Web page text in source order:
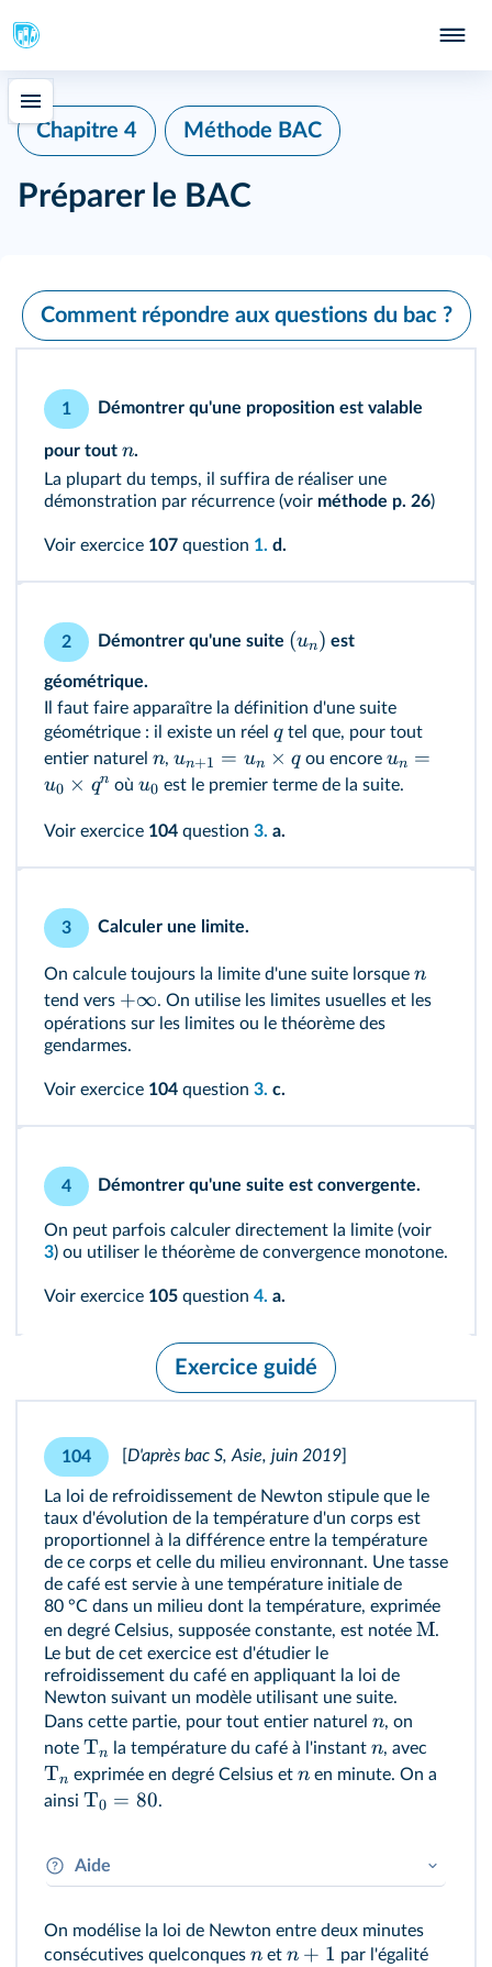
Chapitre 4 Méthode BAC
Préparer le BAC
Comment répondre aux questions du bac ?
1 Démontrer qu'une proposition est valable
pour tout n.
La plupart du temps, il suffira de réaliser une
démonstration par récurrence (voir méthode p. 26)
Voir exercice 107 question 1. d.
2 Démontrer qu'une suite (un) est
géométrique.
Il faut faire apparaître la définition d'une suite
géométrique : il existe un réel qtel que, pour tout
entier naturel n, un+1 = un × q ou encoreun =
u0 × qn oùu0 est le premier terme de la suite.
Voir exercice 104 question 3. a.
3 Calculer une limite.
On calcule toujours la limite d'une suite lorsque n
tend vers +∞. On utilise les limites usuelles et les
opérations sur les limites ou le théorème des
gendarmes.
Voir exercice 104 question 3. c.
4 Démontrer qu'une suite est convergente.
On peut parfois calculer directement la limite (voir
3) ou utiliser le théorème de convergence monotone.
Voir exercice 105 question 4. a.
Exercice guidé
104 D'après bac S, Asie, juin 2019
La loi de refroidissement de Newton stipule que le
taux d'évolution de la température d'un corps est
proportionnel à la différence entre la température
de ce corps et celle du milieu environnant. Une tasse
de café est servie à une température initiale de
80 °C dans un milieu dont la température, exprimée
en degré Celsius, supposée constante, est notée M.
Le but de cet exercice est d'étudier le
refroidissement du café en appliquant la loi de
Newton suivant un modèle utilisant une suite.
Dans cette partie, pour tout entier naturel n, on
note Tn la température du café à l'instant n, avec
Tn exprimée en degré Celsius et n en minute. On a
ainsi T0 = 80.
Aide
retenir et à noter sur sa feuille de brouillon.
On modélise la loi de Newton entre deux minutes
consécutives quelconques n et n + 1 par l'égalité